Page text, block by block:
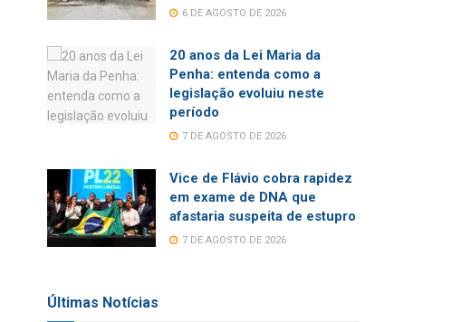
6 DE AGOSTO DE 2026
20 anos da Lei Maria da
Penha: entenda como a
legislação evoluiu neste
período
7 DE AGOSTO DE 2026
Vice de Flávio cobra rapidez
em exame de DNA que
afastaria suspeita de estupro
7 DE AGOSTO DE 2026
Últimas Notícias